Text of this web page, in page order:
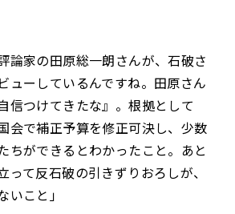
論家の田原総一朗さんが、石破さ
ューしているんですね。田原さん
信つけてきたな』。根拠として
会で補正予算を修正可決し、少数
ちができるとわかったこと。あと
って反石破の引きずりおろしが、
いこと」